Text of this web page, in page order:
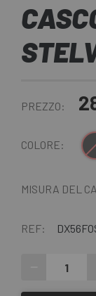
PREZZO:
COLORE:
MISURA DEL
REF: